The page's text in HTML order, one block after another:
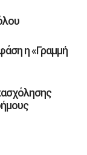
η «Γραμμή